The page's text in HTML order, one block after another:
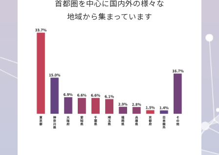
首都圏を中心に国内外の様々な
地域から集まっています